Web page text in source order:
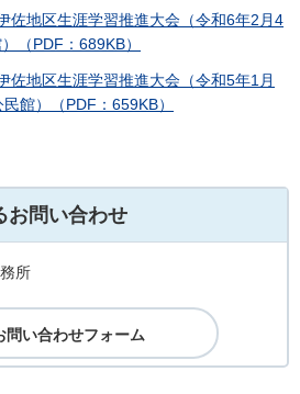
佐地区生涯学習推進大会（令和6年2月4
（PDF：689KB）
佐地区生涯学習推進大会（令和5年1月
館）（PDF：659KB）
お問い合わせ
所